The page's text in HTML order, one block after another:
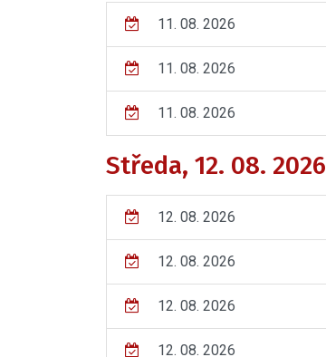
11. 08. 2026
11. 08. 2026
11. 08. 2026
Středa, 12. 08. 2026
12. 08. 2026
12. 08. 2026
12. 08. 2026
12. 08. 2026